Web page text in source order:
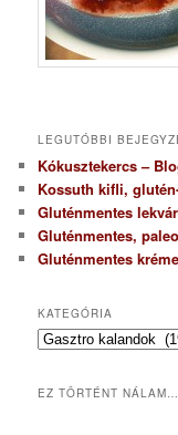
LEGUTÓBBI
Kókusztekercs –
Kossuth kifli,
Gluténmentes
Gluténmentes,
Gluténmentes
KATEGÓRIA
K
e
EZ TÖRTÉNT NÁLAM…